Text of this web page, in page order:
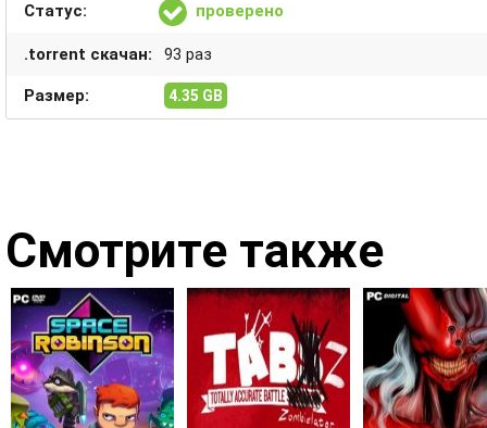
Статус: проверено
.torrent скачан: 93 раз
Размер: 4.35 GB
Смотрите также